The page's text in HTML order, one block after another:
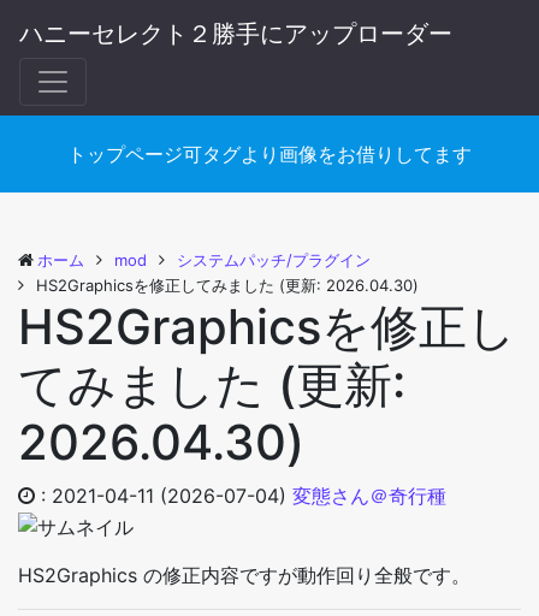
ハニーセレクト２勝手にアップローダー
トップページ可タグより画像をお借りしてます
ホーム mod
システムパッチ/プラグイン
HS2Graphicsを修正してみました (更新: 2026.04.30)
HS2Graphicsを修正し
てみました (更新:
2026.04.30)
: 2021-04-11 (2026-07-04) 変態さん＠奇行種
HS2Graphics の修正内容ですが動作回り全般です。